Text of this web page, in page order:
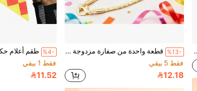
1/3/5 صفارة من الفولاذ المقاوم للصدأ مع سلسلة، صوت عالي وواضح، مناسبة للمدربين والحكام والموظفين %13-
قطعة واحدة من صفارة مزدوجة الطبقة مرصعة بالراينستون، قلادة شخصية، قلادة صفارة هيب هوب، مجوهرات بأسلوب الشارع ملفتة للنظر، معدن أنيق، صفارة حكم، معلم، تدريب، صوت عالٍ، إكسسوار زخرفي، مناسبة لهدايا الحفلات، إكسسوارات الملابس، الفعاليات الرياضية، مباريات كرة القدم، ألعاب الحفلات، بناء الفريق، التشجيع، إكسسوارات زخرفية، مجوهرات فاخرة، مرصعة بالراينستون، قلادة صفارة حجر راين براقة، صفارة حكم، صفارة، صفارة خارجية
فقط 5 بيقي
12.18
%4-
فقط 1 بيقي
11.52